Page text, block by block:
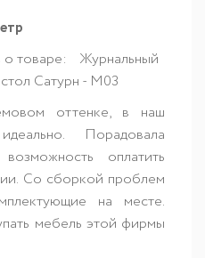
товаре:
Журнальный
стол Сатурн - М03
оттенке, в наш
Порадовала
оплатить
Со сборкой проблем
на месте.
мебель этой фирмы